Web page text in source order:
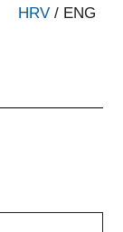
HRV / ENG